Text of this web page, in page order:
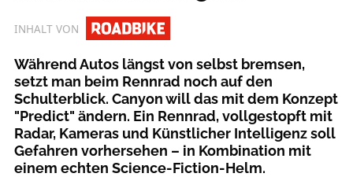
INHALT VON
Während Autos längst von selbst bremsen,
setzt man beim Rennrad noch auf den
Schulterblick. Canyon will das mit dem Konzept
"Predict" ändern. Ein Rennrad, vollgestopft mit
Radar, Kameras und Künstlicher Intelligenz soll
Gefahren vorhersehen – in Kombination mit
einem echten Science-Fiction-Helm.